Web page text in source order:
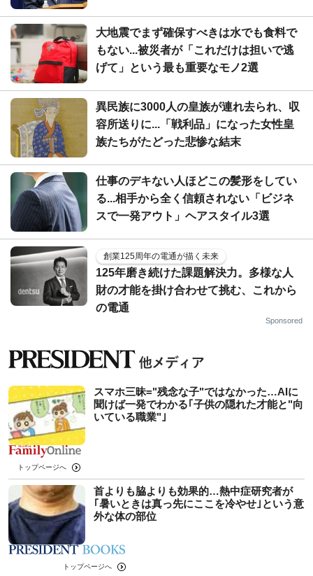
大地震でまず確保すべきは水でも食料で
もない...被災者が「これだけは担いで逃
げて」という最も重要なモノ2選
異民族に3000人の皇族が連れ去られ、収
容所送りに...「戦利品」になった女性皇
族たちがたどった悲惨な結末
仕事のデキない人ほどこの髪形をしてい
る...相手から全く信頼されない「ビジネ
スで一発アウト」ヘアスタイル3選
創業125周年の電通が描く未来
125年磨き続けた課題解決力。多様な人
財の才能を掛け合わせて挑む、これから
の電通
Sponsored
スマホ三昧="残念な子"ではなかった…AIに
聞けば一発でわかる｢子供の隠れた才能と"向
いている職業"｣
トップページへ
首よりも脇よりも効果的…熱中症研究者が
｢暑いときは真っ先にここを冷やせ｣という意
外な体の部位
トップページへ